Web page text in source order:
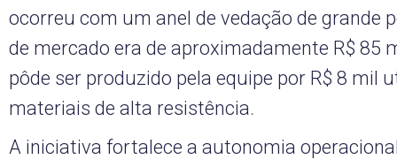
ocorreu com um anel de vedação de grande
de mercado era de aproximadamente R$ 85
pôde ser produzido pela equipe por R$ 8 mil
materiais de alta resistência.
A iniciativa fortalece a autonomia